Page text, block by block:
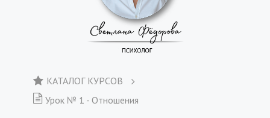
КАТАЛОГ КУРСОВ
Урок № 1 - Отношения